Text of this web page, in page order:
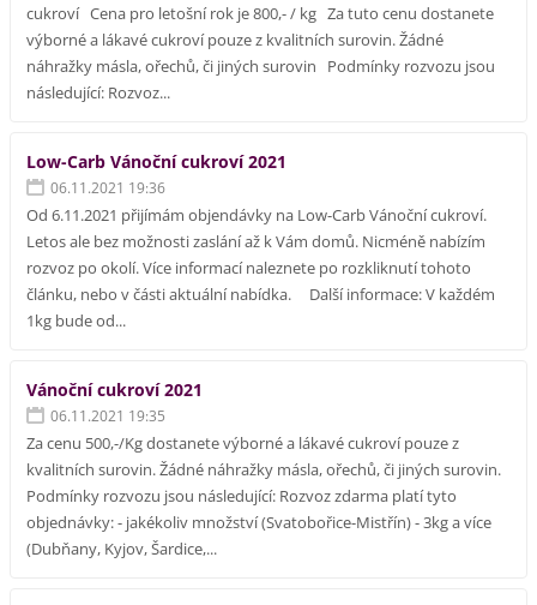
cukroví Cena pro letošní rok je 800,- / kg Za tuto cenu dostanete
výborné a lákavé cukroví pouze z kvalitních surovin. Žádné
náhražky másla, ořechů, či jiných surovin Podmínky rozvozu jsou
následující: Rozvoz...
Low-Carb Vánoční cukroví 2021
06.11.2021 19:36
Od 6.11.2021 přijímám objendávky na Low-Carb Vánoční cukroví.
Letos ale bez možnosti zaslání až k Vám domů. Nicméně nabízím
rozvoz po okolí. Více informací naleznete po rozkliknutí tohoto
článku, nebo v části aktuální nabídka. Další informace: V každém
1kg bude od...
Vánoční cukroví 2021
06.11.2021 19:35
Za cenu 500,-/Kg dostanete výborné a lákavé cukroví pouze z
kvalitních surovin. Žádné náhražky másla, ořechů, či jiných surovin.
Podmínky rozvozu jsou následující: Rozvoz zdarma platí tyto
objednávky: - jakékoliv množství (Svatobořice-Mistřín) - 3kg a více
(Dubňany, Kyjov, Šardice,...